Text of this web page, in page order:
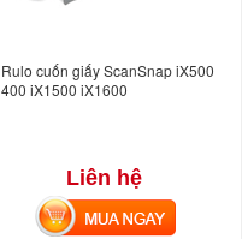
cuốn giấy ScanSnap iX500
iX1500 iX1600
Liên hệ
MUA NGAY